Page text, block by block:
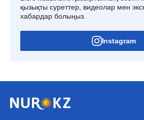
қызықты суреттер, видеолар мен
хабардар болыңыз.
Instagram